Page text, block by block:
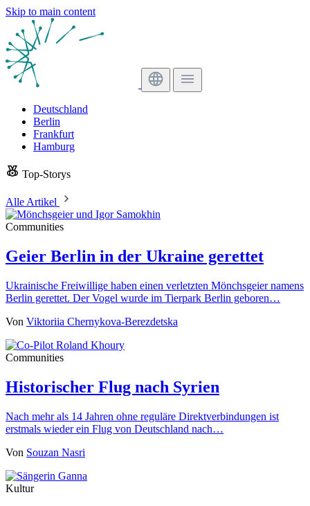
Skip to main content
Deutschland
Berlin
Frankfurt
Hamburg
Top-Storys
Alle Artikel
Communities
Geier Berlin in der Ukraine gerettet
Ukrainische Freiwillige haben einen verletzten Mönchsgeier namens
Berlin gerettet. Der Vogel wurde im Tierpark Berlin geboren…
Von Viktoriia Chernykova-Berezdetska
Communities
Historischer Flug nach Syrien
Nach mehr als 14 Jahren ohne reguläre Direktverbindungen ist
erstmals wieder ein Flug von Deutschland nach…
Von Souzan Nasri
Kultur